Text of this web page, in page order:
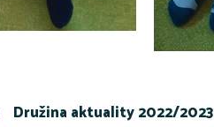
Družina aktuality 2022/2023